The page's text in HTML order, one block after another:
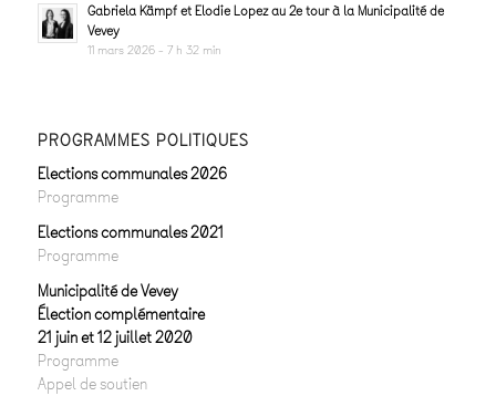
Gabriela Kämpf et Elodie Lopez au 2e tour à la Municipalité de
Vevey
11 mars 2026 - 7 h 32 min
PROGRAMMES POLITIQUES
Elections communales 2026
Programme
Elections communales 2021
Programme
Municipalité de Vevey
Élection complémentaire
21 juin et 12 juillet 2020
Programme
Appel de soutien